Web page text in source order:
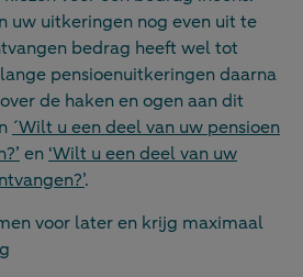
uw uitkeringen nog even uit te
bedrag heeft wel tot
pensioenuitkeringen daarna
de haken en ogen aan dit
´Wilt u een deel van uw pensioen
en ‘Wilt u een deel van uw
.
voor later en krijg maximaal